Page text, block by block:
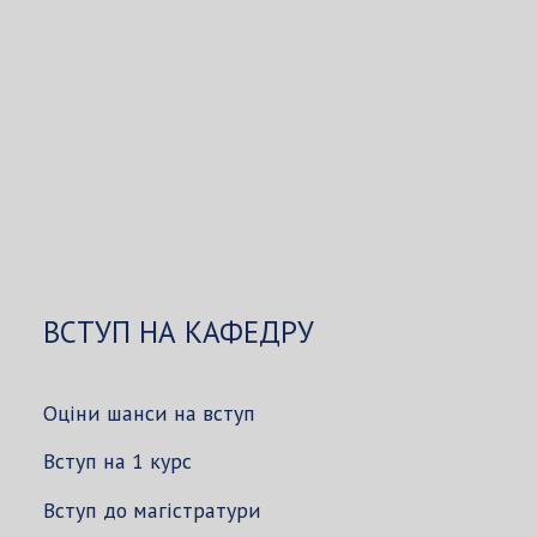
ВСТУП НА КАФЕДРУ
Оціни шанси на вступ
Вступ на 1 курс
Вступ до магістратури